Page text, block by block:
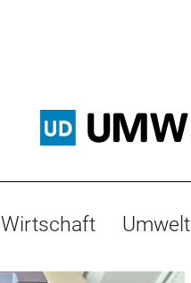
Wirtschaft Umwelt